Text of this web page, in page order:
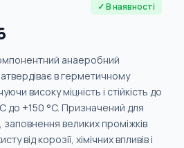
✓ В наявності
анаеробний
в герметичному
високу міцність і стійкість до
до +150 °C. Призначений для
великих проміжків
від корозії, хімічних впливів і